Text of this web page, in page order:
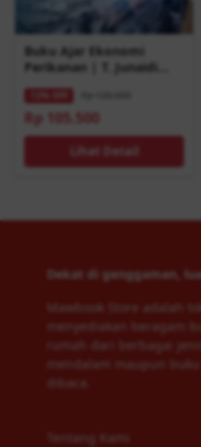
Buku Ajar Ekonomi
Perikanan | T. Junaidi
Dkk | Buku Ekonomi
Rp 105.500
Lihat Detail
Dekat di genggaman,
Mawbook Store adalah
menyediakan beragam
rumah dari berbagai
mendalam maupun
dibaca.
Tentang Kami